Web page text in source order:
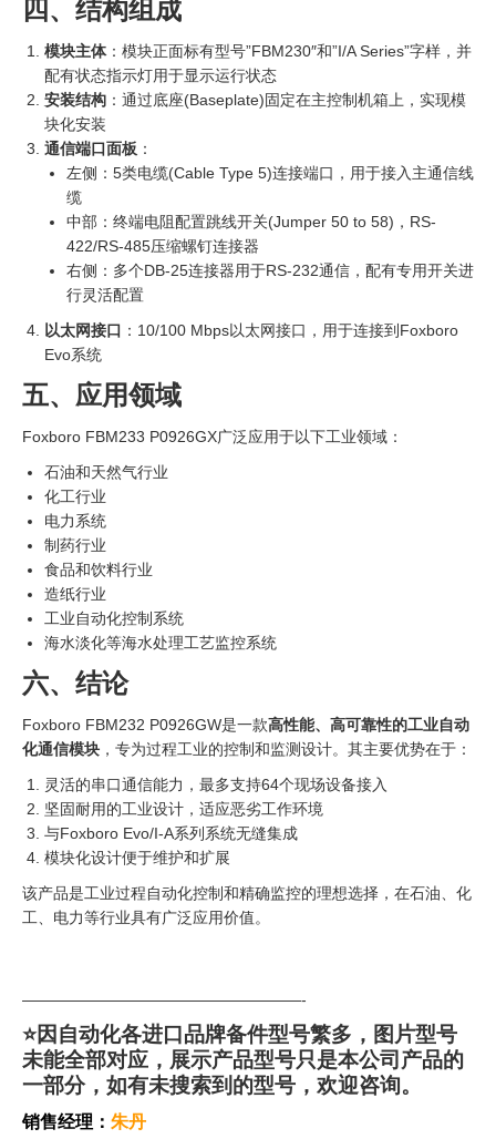
四、结构组成
模块主体：模块正面标有型号”FBM230″和”I/A Series”字样，并
配有状态指示灯用于显示运行状态
安装结构 ：通过底座(Baseplate)固定在主控制机箱上，实现模
块化安装
通信端口面板 ：
左侧：5类电缆(Cable Type 5)连接端口，用于接入主通信线
缆
中部：终端电阻配置跳线开关(Jumper 50 to 58)，RS-
422/RS-485压缩螺钉连接器
右侧：多个DB-25连接器用于RS-232通信，配有专用开关进
行灵活配置
以太网接口 ：10/100 Mbps以太网接口，用于连接到Foxboro
Evo系统
五、应用领域
Foxboro FBM233 P0926GX广泛应用于以下工业领域：
石油和天然气行业
化工行业
电力系统
制药行业
食品和饮料行业
造纸行业
工业自动化控制系统
海水淡化等海水处理工艺监控系统
六、结论
Foxboro FBM232 P0926GW是一款高性能、高可靠性的工业自动
化通信模块 ，专为过程工业的控制和监测设计。其主要优势在于：
灵活的串口通信能力，最多支持64个现场设备接入
坚固耐用的工业设计，适应恶劣工作环境
与Foxboro Evo/I-A系列系统无缝集成
模块化设计便于维护和扩展
该产品是工业过程自动化控制和精确监控的理想选择，在石油、化
工、电力等行业具有广泛应用价值。
——————————————————-
⭐因自动化各进口品牌备件型号繁多，图片型号
未能全部对应，展示产品型号只是本公司产品的
一部分，如有未搜索到的型号，欢迎咨询。
销售经理： 朱丹